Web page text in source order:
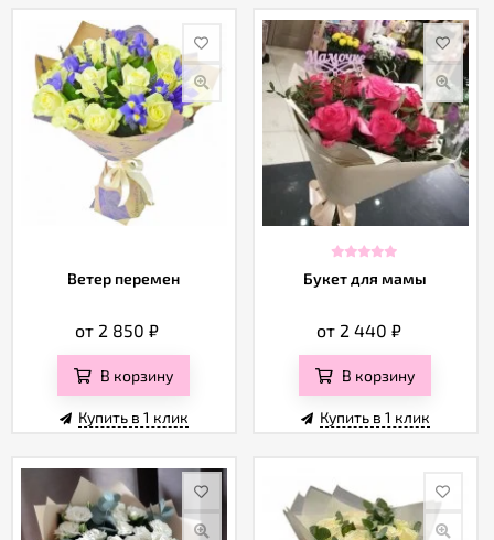
Ветер перемен
от 2 850₽
В корзину
Купить в 1 клик
Букет для мамы
от 2 440 ₽
В корзину
Купить в 1 клик